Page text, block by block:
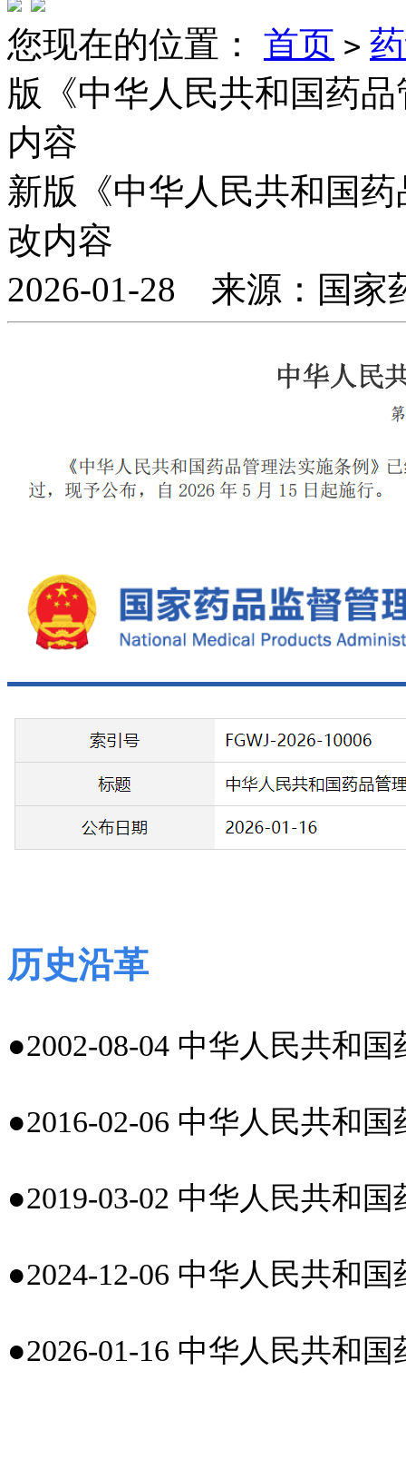
您现在的位置： 首页 >
版《中华人民共和国药
内容
新版《中华人民共和国
改内容
2026-01-28 来源：国
历史沿革
●2002-08-04 中华人民共和
●2016-02-06 中华人民共和
●2019-03-02 中华人民共和
●2024-12-06 中华人民共和
●2026-01-16 中华人民共和